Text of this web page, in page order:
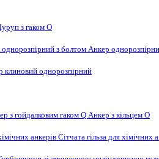
з гаком O
з болтом Анкер
клиновий однорозпірний
з гойдалковим гаком QАнкер з кільцем O
анкерівСітчата гільза для хімічних